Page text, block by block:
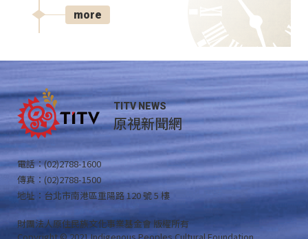
more
TITV NEWS
原視新聞網
電話：(02)2788-1600
傳真：(02)2788-1500
地址：台北市南港區重陽路 120 號 5 樓
財團法人原住民族文化事業基金會 版權所有
Copyright © 2021 Indigenous Peoples Cultural Foundation